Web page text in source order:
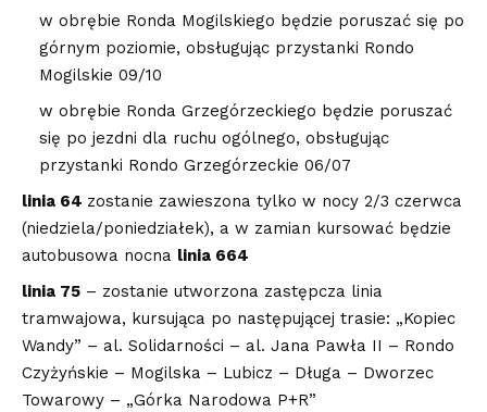
w obrębie Ronda Mogilskiego będzie poruszać się po
górnym poziomie, obsługując przystanki Rondo
Mogilskie 09/10
w obrębie Ronda Grzegórzeckiego będzie poruszać
się po jezdni dla ruchu ogólnego, obsługując
przystanki Rondo Grzegórzeckie 06/07
linia 64 zostanie zawieszona tylko w nocy 2/3 czerwca
(niedziela/poniedziałek), a w zamian kursować będzie
autobusowa nocna linia 664
linia 75 – zostanie utworzona zastępcza linia
tramwajowa, kursująca po następującej trasie: „Kopiec
Wandy” – al. Solidarności – al. Jana Pawła II – Rondo
Czyżyńskie – Mogilska – Lubicz – Długa – Dworzec
Towarowy – „Górka Narodowa P+R”